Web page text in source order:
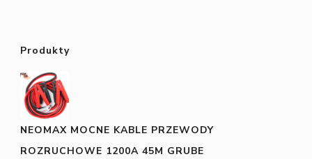
Produkty
NEOMAX MOCNE KABLE PRZEWODY
ROZRUCHOWE 1200A 45M GRUBE